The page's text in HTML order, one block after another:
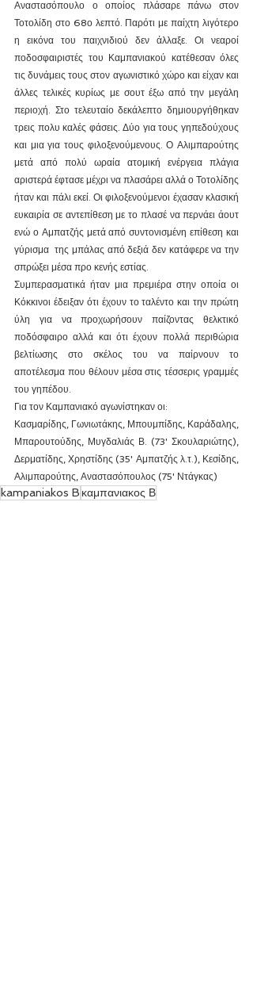
Αναστασόπουλο ο οποίος πλάσαρε πάνω στον
Τοτολίδη στο 68ο λεπτό. Παρότι με παίχτη λιγότερο
η εικόνα του παιχνιδιού δεν άλλαξε. Οι νεαροί
ποδοσφαιριστές του Καμπανιακού κατέθεσαν όλες
τις δυνάμεις τους στον αγωνιστικό χώρο και είχαν και
άλλες τελικές κυρίως με σουτ έξω από την μεγάλη
περιοχή. Στο τελευταίο δεκάλεπτο δημιουργήθηκαν
τρεις πολυ καλές φάσεις. Δύο για τους γηπεδούχους
και μια για τους φιλοξενούμενους. Ο Αλιμπαρούτης
μετά από πολύ ωραία ατομική ενέργεια πλάγια
αριστερά έφτασε μέχρι να πλασάρει αλλά ο Τοτολίδης
ήταν και πάλι εκεί. Οι φιλοξενούμενοι έχασαν κλασική
ευκαιρία σε αντεπίθεση με το πλασέ να περνάει άουτ
ενώ ο Αμπατζής μετά από συντονισμένη επίθεση και
γύρισμα  της μπάλας από δεξιά δεν κατάφερε να την
σπρώξει μέσα προ κενής εστίας.
Συμπερασματικά ήταν μια πρεμιέρα στην οποία οι
Κόκκινοι έδειξαν ότι έχουν το ταλέντο και την πρώτη
ύλη για να προχωρήσουν παίζοντας θελκτικό
ποδόσφαιρο αλλά και ότι έχουν πολλά περιθώρια
βελτίωσης στο σκέλος του να παίρνουν το
αποτέλεσμα που θέλουν μέσα στις τέσσερις γραμμές
του γηπέδου.
Για τον Καμπανιακό αγωνίστηκαν οι:
Κασμαρίδης, Γωνιωτάκης, Μπουμπίδης, Καράδαλης,
Μπαρουτούδης, Μυγδαλιάς Β. (73' Σκουλαριώτης),
Δερματίδης, Χρηστίδης (35' Αμπατζής λ.τ.), Κεσίδης,
Αλιμπαρούτης, Αναστασόπουλος (75' Ντάγκας)
kampaniakos B καμπανιακος Β